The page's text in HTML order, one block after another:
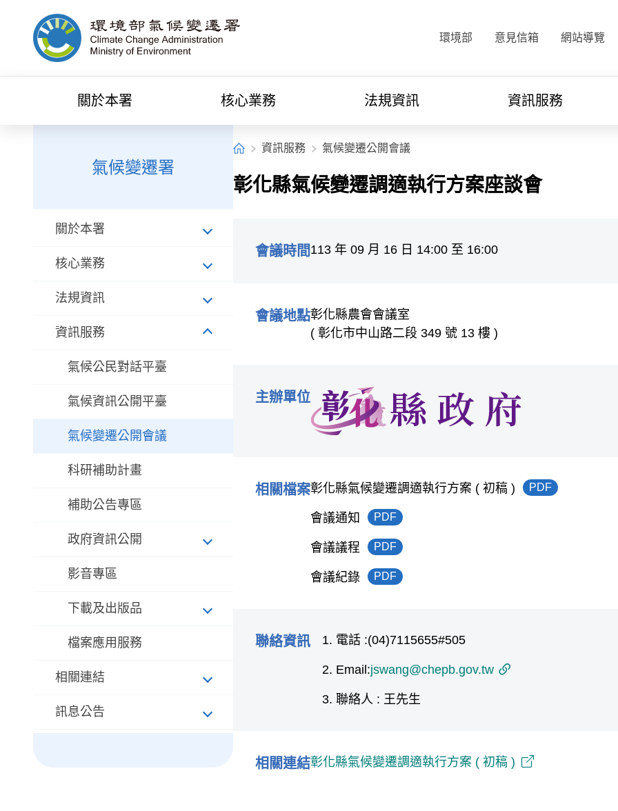
環境部 意見信箱 網站導覽
關於本署 核心業務 法規資訊 資訊服務
氣候變遷署
關於本署
核心業務
法規資訊
資訊服務
氣候公民對話平臺
氣候資訊公開平臺
氣候變遷公開會議
科研補助計畫
補助公告專區
政府資訊公開
影音專區
下載及出版品
檔案應用服務
相關連結
訊息公告
首頁資訊服務 氣候變遷公開會議
彰化縣氣候變遷調適執行方案座談會
會議時間 113 年 09 月 16 日 14:00 至 16:00
會議地點彰化縣農會會議室
( 彰化市中山路二段 349 號 13 樓 )
主辦單位
相關檔案彰化縣氣候變遷調適執行方案 ( 初稿 ) PDF
會議通知 PDF
會議議程 PDF
會議紀錄 PDF
聯絡資訊 電話 :(04)7115655#505
Email:jswang@chepb.gov.tw
聯絡人 : 王先生
相關連結彰化縣氣候變遷調適執行方案 ( 初稿 )